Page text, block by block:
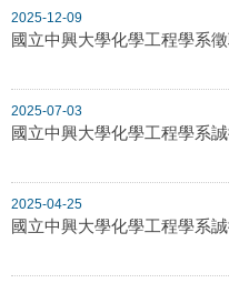
2025-12-09
國立中興大學化學工程學系
2025-07-03
國立中興大學化學工程學系
2025-04-25
國立中興大學化學工程學系